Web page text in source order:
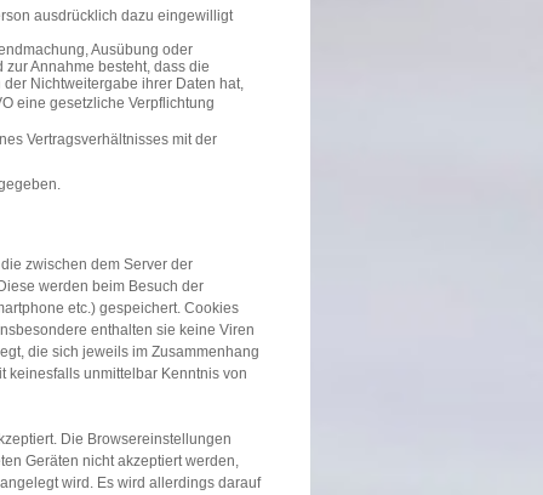
ausdrücklich dazu eingewilligt
Ausübung oder
Annahme besteht, dass die
Nichtweitergabe ihrer Daten hat,
eine gesetzliche Verpflichtung
Vertragsverhältnisses mit der
zwischen dem Server der
werden beim Besuch der
etc.) gespeichert. Cookies
enthalten sie keine Viren
die sich jeweils im Zusammenhang
keinesfalls unmittelbar Kenntnis von
Die Browsereinstellungen
Geräten nicht akzeptiert werden,
wird. Es wird allerdings darauf